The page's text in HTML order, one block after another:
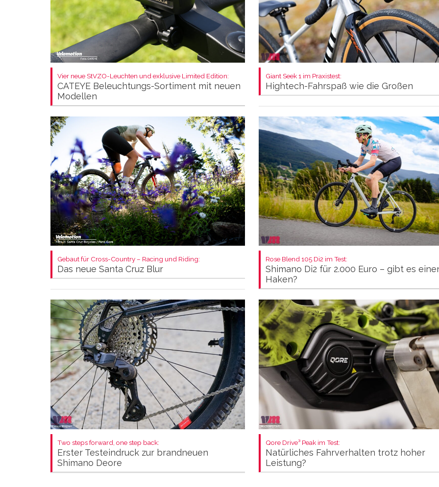
Vier neue StVZO-Leuchten und exklusive Limited Edition:
CATEYE Beleuchtungs-Sortiment mit neuen
Modellen
Giant Seek 1 im Praxistest:
Hightech-Fahrspaß wie die Großen
Gebaut für Cross-Country – Racing und Riding:
Das neue Santa Cruz Blur
Rose Blend 105 Di2 im Test:
Shimano Di2 für 2.000 Euro – gibt es
Haken?
Two steps forward, one step back:
Erster Testeindruck zur brandneuen
Shimano Deore
Qore Drive³ Peak im Test:
Natürliches Fahrverhalten trotz hoher
Leistung?